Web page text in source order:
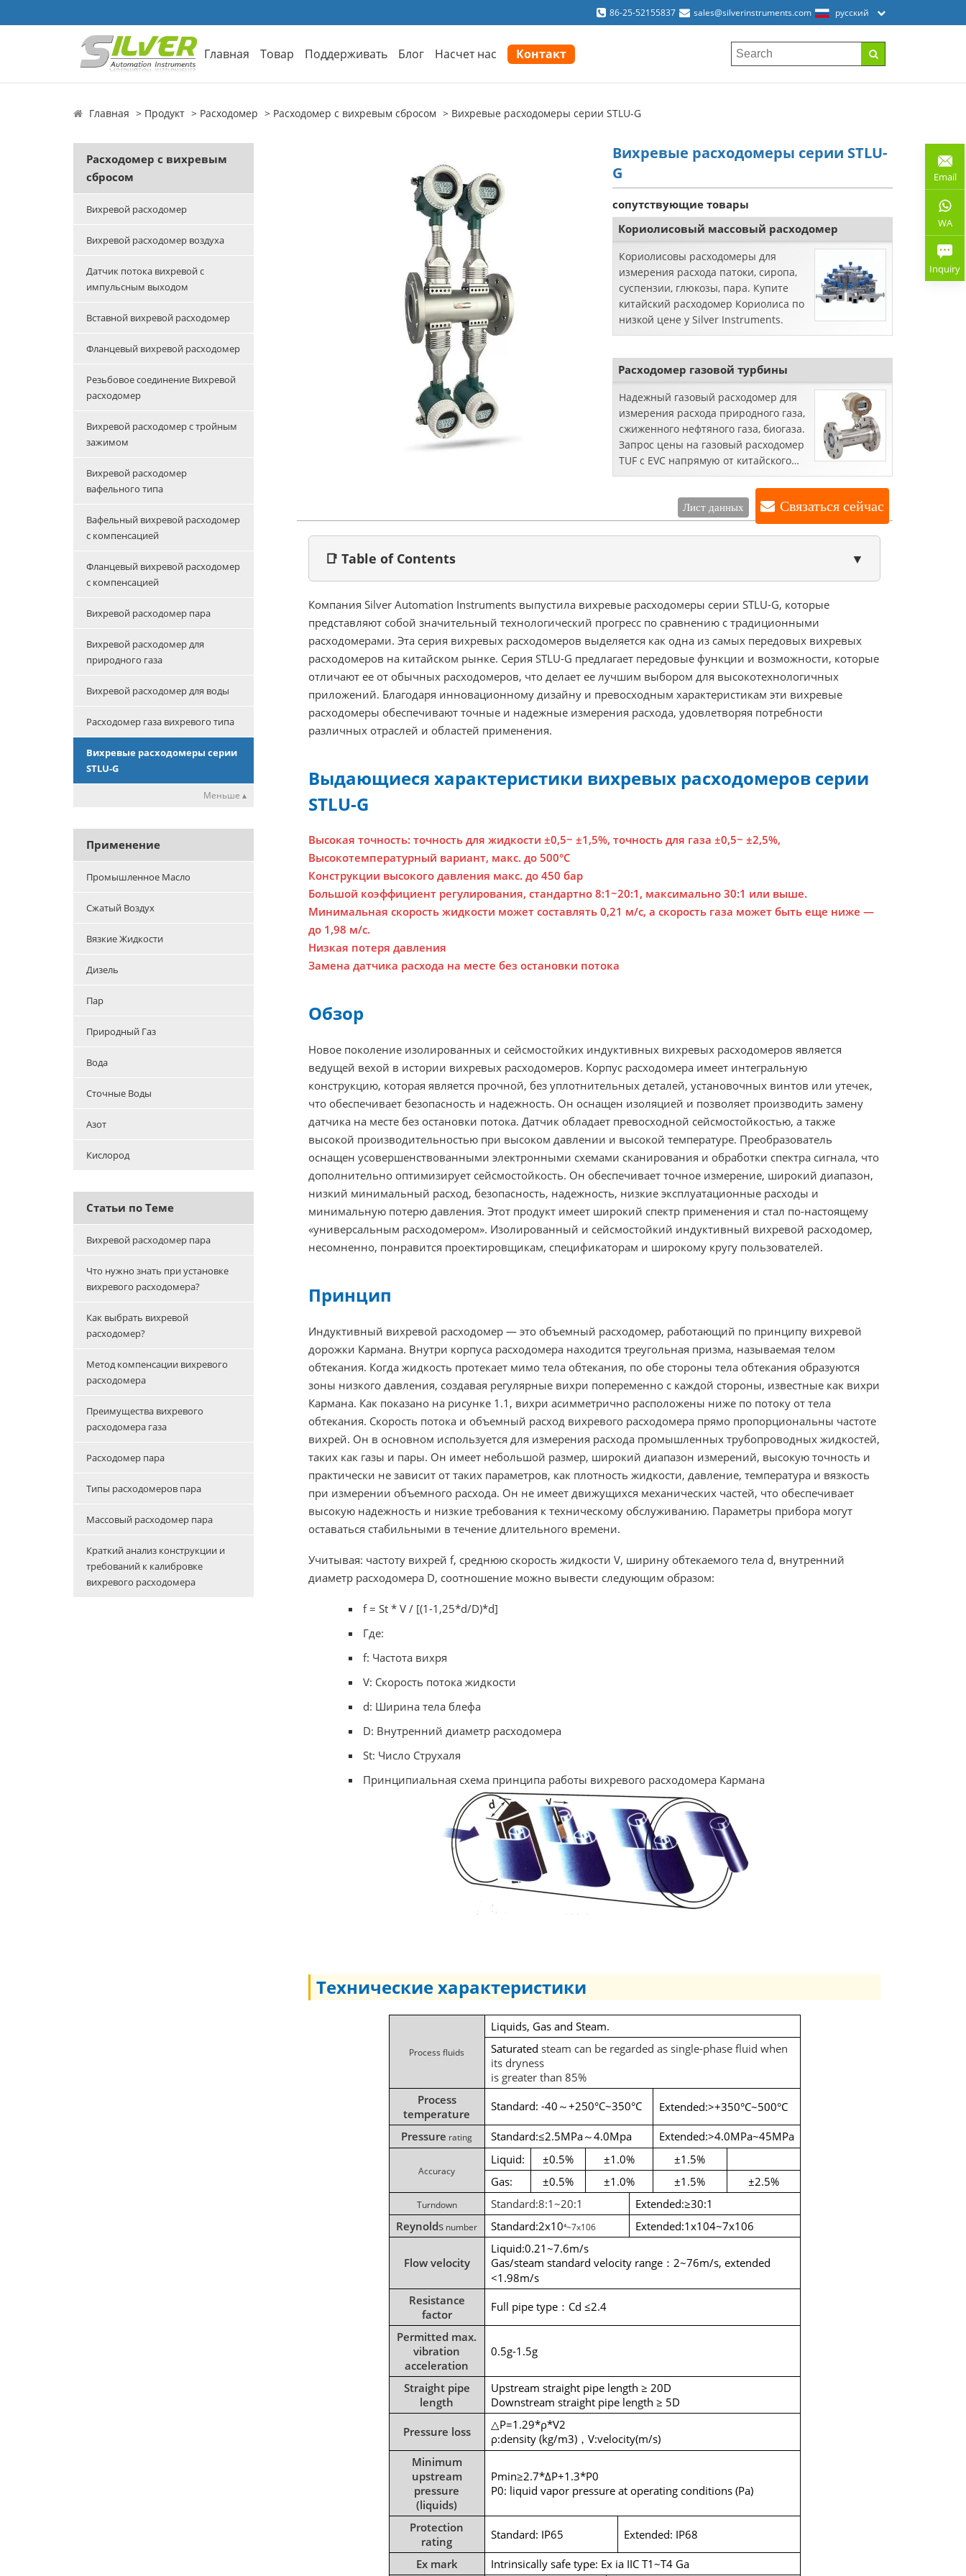
86-25-52155837 sales@silverinstruments.com русский
Главная Товар Поддерживать Блог Насчет нас Контакт
Главная Продукт Расходомер Расходомер с вихревым сбросом Вихревые расходомеры серии STLU-G
Расходомер с вихревым
сбросом
Вихревой расходомер
Вихревой расходомер воздуха
Датчик потока вихревой с
импульсным выходом
Вставной вихревой расходомер
Фланцевый вихревой расходомер
Резьбовое соединение Вихревой
расходомер
Вихревой расходомер с тройным
зажимом
Вихревой расходомер
вафельного типа
Вафельный вихревой расходомер
с компенсацией
Фланцевый вихревой расходомер
с компенсацией
Вихревой расходомер пара
Вихревой расходомер для
природного газа
Вихревой расходомер для воды
Расходомер газа вихревого типа
Вихревые расходомеры серии
STLU-G
Меньше ▴
Применение
Промышленное Масло
Сжатый Воздух
Вязкие Жидкости
Дизель
Пар
Природный Газ
Вода
Сточные Воды
Азот
Кислород
Статьи по Теме
Вихревой расходомер пара
Что нужно знать при установке
вихревого расходомера?
Как выбрать вихревой
расходомер?
Метод компенсации вихревого
расходомера
Преимущества вихревого
расходомера газа
Расходомер пара
Типы расходомеров пара
Массовый расходомер пара
Краткий анализ конструкции и
требований к калибровке
вихревого расходомера
Вихревые расходомеры серии STLU-
G
сопутствующие товары
Кориолисовый массовый расходомер
Кориолисовы расходомеры для
измерения расхода патоки, сиропа,
суспензии, глюкозы, пара. Купите
китайский расходомер Кориолиса по
низкой цене у Silver Instruments.
Расходомер газовой турбины
Надежный газовый расходомер для
измерения расхода природного газа,
сжиженного нефтяного газа, биогаза.
Запрос цены на газовый расходомер
TUF с EVC напрямую от китайского
производителя.
Лист данных Связаться сейчас
📑 Table of Contents ▼
Компания Silver Automation Instruments выпустила вихревые расходомеры серии STLU-G, которые
представляют собой значительный технологический прогресс по сравнению с традиционными
расходомерами. Эта серия вихревых расходомеров выделяется как одна из самых передовых вихревых
расходомеров на китайском рынке. Серия STLU-G предлагает передовые функции и возможности, которые
отличают ее от обычных расходомеров, что делает ее лучшим выбором для высокотехнологичных
приложений. Благодаря инновационному дизайну и превосходным характеристикам эти вихревые
расходомеры обеспечивают точные и надежные измерения расхода, удовлетворяя потребности
различных отраслей и областей применения.
Выдающиеся характеристики вихревых расходомеров серии
STLU-G
Высокая точность: точность для жидкости ±0,5~ ±1,5%, точность для газа ±0,5~ ±2,5%,
Высокотемпературный вариант, макс. до 500°C
Конструкции высокого давления макс. до 450 бар
Большой коэффициент регулирования, стандартно 8:1~20:1, максимально 30:1 или выше.
Минимальная скорость жидкости может составлять 0,21 м/с, а скорость газа может быть еще ниже —
до 1,98 м/с.
Низкая потеря давления
Замена датчика расхода на месте без остановки потока
Обзор
Новое поколение изолированных и сейсмостойких индуктивных вихревых расходомеров является
ведущей вехой в истории вихревых расходомеров. Корпус расходомера имеет интегральную
конструкцию, которая является прочной, без уплотнительных деталей, установочных винтов или утечек,
что обеспечивает безопасность и надежность. Он оснащен изоляцией и позволяет производить замену
датчика на месте без остановки потока. Датчик обладает превосходной сейсмостойкостью, а также
высокой производительностью при высоком давлении и высокой температуре. Преобразователь
оснащен усовершенствованными электронными схемами сканирования и обработки спектра сигнала, что
дополнительно оптимизирует сейсмостойкость. Он обеспечивает точное измерение, широкий диапазон,
низкий минимальный расход, безопасность, надежность, низкие эксплуатационные расходы и
минимальную потерю давления. Этот продукт имеет широкий спектр применения и стал по-настоящему
«универсальным расходомером». Изолированный и сейсмостойкий индуктивный вихревой расходомер,
несомненно, понравится проектировщикам, спецификаторам и широкому кругу пользователей.
Принцип
Индуктивный вихревой расходомер — это объемный расходомер, работающий по принципу вихревой
дорожки Кармана. Внутри корпуса расходомера находится треугольная призма, называемая телом
обтекания. Когда жидкость протекает мимо тела обтекания, по обе стороны тела обтекания образуются
зоны низкого давления, создавая регулярные вихри попеременно с каждой стороны, известные как вихри
Кармана. Как показано на рисунке 1.1, вихри асимметрично расположены ниже по потоку от тела
обтекания. Скорость потока и объемный расход вихревого расходомера прямо пропорциональны частоте
вихрей. Он в основном используется для измерения расхода промышленных трубопроводных жидкостей,
таких как газы и пары. Он имеет небольшой размер, широкий диапазон измерений, высокую точность и
практически не зависит от таких параметров, как плотность жидкости, давление, температура и вязкость
при измерении объемного расхода. Он не имеет движущихся механических частей, что обеспечивает
высокую надежность и низкие требования к техническому обслуживанию. Параметры прибора могут
оставаться стабильными в течение длительного времени.
Учитывая: частоту вихрей f, среднюю скорость жидкости V, ширину обтекаемого тела d, внутренний
диаметр расходомера D, соотношение можно вывести следующим образом:
f = St * V / [(1-1,25*d/D)*d]
Где:
f: Частота вихря
V: Скорость потока жидкости
d: Ширина тела блефа
D: Внутренний диаметр расходомера
St: Число Струхаля
Принципиальная схема принципа работы вихревого расходомера Кармана
Технические характеристики
Process fluids
Liquids, Gas and Steam.
Saturated steam can be regarded as single-phase fluid when
its dryness
is greater than 85%
Process
temperature
Standard: -40 ～+250°C~350°C Extended:>+350°C~500°C
Pressure rating Standard:≤2.5MPa～4.0Mpa Extended:>4.0MPa~45MPa
Accuracy
Liquid: ±0.5% ±1.0%
±1.5%
Gas:
±0.5% ±1.0% ±1.5% ±2.5%
Turndown Standard:8:1~20:1
Extended:≥30:1
Reynolds number Standard:2x10⁴~7x106 Extended:1x104~7x106
Flow velocity
Liquid:0.21~7.6m/s
Gas/steam standard velocity range： 2~76m/s, extended
<1.98m/s
Resistance
factor
Full pipe type： Cd ≤2.4
Permitted max.
vibration
acceleration
0.5g-1.5g
Straight pipe
length
Upstream straight pipe length ≥ 20D
Downstream straight pipe length ≥ 5D
Pressure loss
△P=1.29*ρ*V2
ρ:density (kg/m3)， V:velocity(m/s)
Minimum
upstream
pressure
(liquids)
Pmin≥2.7*ΔP+1.3*P0
P0: liquid vapor pressure at operating conditions (Pa)
Protection
rating
Standard: IP65 Extended: IP68
Ex mark Intrinsically safe type: Ex ia IIC T1~T4 Ga
Email
WA
Inquiry